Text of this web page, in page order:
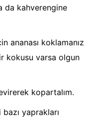
da kahverengine
ananası koklamanız
kokusu varsa olgun
kopartalım.
yaprakları